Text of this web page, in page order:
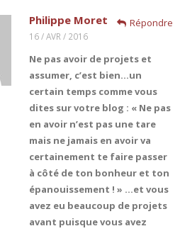
Philippe Moret
16 / AVR / 2016
Répondre
Ne pas avoir de projets et
assumer, c’est bien…un
certain temps comme vous
dites sur votre blog : « Ne pas
en avoir n’est pas une tare
mais ne jamais en avoir va
certainement te faire passer
à côté de ton bonheur et ton
épanouissement ! » …et vous
avez eu beaucoup de projets
avant puisque vous avez